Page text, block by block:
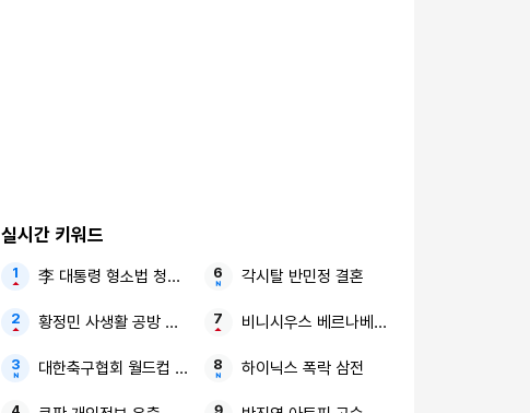
실시간 키워드
李 대통령 형소법 청와대
황정민 사생활 공방 여론전
대한축구협회 월드컵 성접대
각시탈 반민정 결혼
비니시우스 베르나베우 SNS
하이닉스 폭락 삼전